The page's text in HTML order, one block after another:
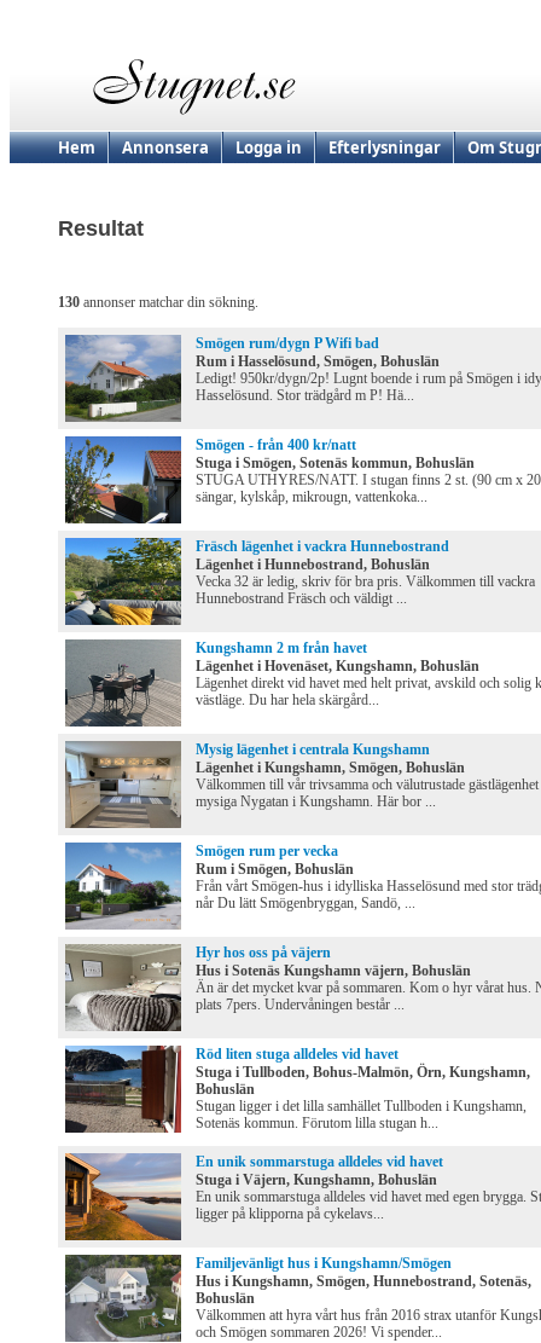
Hem Annonsera Logga in Efterlysningar Om
Resultat
130 annonser matchar din sökning.
Smögen rum/dygn P Wifi bad
Rum i Hasselösund, Smögen, Bohuslän
Ledigt! 950kr/dygn/2p! Lugnt boende i rum på Smögen i
Hasselösund. Stor trädgård m P! Hä...
Smögen - från 400 kr/natt
Stuga i Smögen, Sotenäs kommun, Bohuslän
STUGA UTHYRES/NATT. I stugan finns 2 st. (90 cm x
sängar, kylskåp, mikrougn, vattenkoka...
Fräsch lägenhet i vackra Hunnebostrand
Lägenhet i Hunnebostrand, Bohuslän
Vecka 32 är ledig, skriv för bra pris. Välkommen till vackra
Hunnebostrand Fräsch och väldigt ...
Kungshamn 2 m från havet
Lägenhet i Hovenäset, Kungshamn, Bohuslän
Lägenhet direkt vid havet med helt privat, avskild och solig
västläge. Du har hela skärgård...
Mysig lägenhet i centrala Kungshamn
Lägenhet i Kungshamn, Smögen, Bohuslän
Välkommen till vår trivsamma och välutrustade gästlägenhet
mysiga Nygatan i Kungshamn. Här bor ...
Smögen rum per vecka
Rum i Smögen, Bohuslän
Från vårt Smögen-hus i idylliska Hasselösund med stor
når Du lätt Smögenbryggan, Sandö, ...
Hyr hos oss på väjern
Hus i Sotenäs Kungshamn väjern, Bohuslän
Än är det mycket kvar på sommaren. Kom o hyr vårat hus.
plats 7pers. Undervåningen består ...
Röd liten stuga alldeles vid havet
Stuga i Tullboden, Bohus-Malmön, Örn, Kungshamn,
Bohuslän
Stugan ligger i det lilla samhället Tullboden i Kungshamn,
Sotenäs kommun. Förutom lilla stugan h...
En unik sommarstuga alldeles vid havet
Stuga i Väjern, Kungshamn, Bohuslän
En unik sommarstuga alldeles vid havet med egen brygga.
ligger på klipporna på cykelavs...
Familjevänligt hus i Kungshamn/Smögen
Hus i Kungshamn, Smögen, Hunnebostrand, Sotenäs,
Bohuslän
Välkommen att hyra vårt hus från 2016 strax utanför
och Smögen sommaren 2026! Vi spender...